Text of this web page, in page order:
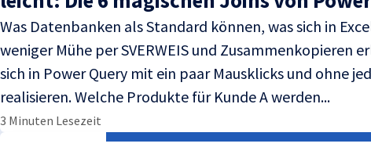
Was Datenbanken als Standard können, was sich in
weniger Mühe per SVERWEIS und Zusammenkopieren
sich in Power Query mit ein paar Mausklicks und ohne
realisieren. Welche Produkte für Kunde A werden...
3 Minuten Lesezeit